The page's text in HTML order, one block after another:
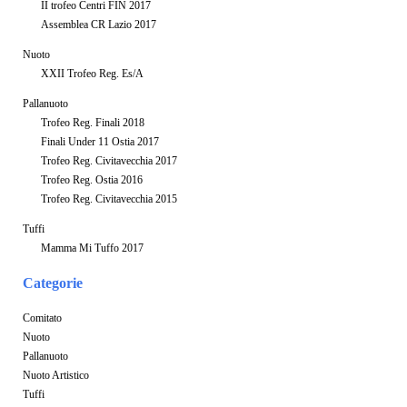
II trofeo Centri FIN 2017
Assemblea CR Lazio 2017
Nuoto
XXII Trofeo Reg. Es/A
Pallanuoto
Trofeo Reg. Finali 2018
Finali Under 11 Ostia 2017
Trofeo Reg. Civitavecchia 2017
Trofeo Reg. Ostia 2016
Trofeo Reg. Civitavecchia 2015
Tuffi
Mamma Mi Tuffo 2017
Categorie
Comitato
Nuoto
Pallanuoto
Nuoto Artistico
Tuffi